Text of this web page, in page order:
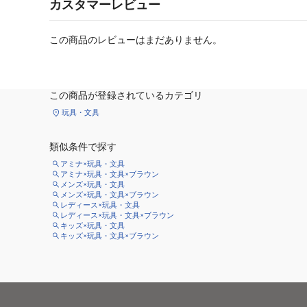
カスタマーレビュー
この商品のレビューはまだありません。
この商品が登録されているカテゴリ
玩具・文具
類似条件で探す
アミナ×玩具・文具
アミナ×玩具・文具×ブラウン
メンズ×玩具・文具
メンズ×玩具・文具×ブラウン
レディース×玩具・文具
レディース×玩具・文具×ブラウン
キッズ×玩具・文具
キッズ×玩具・文具×ブラウン